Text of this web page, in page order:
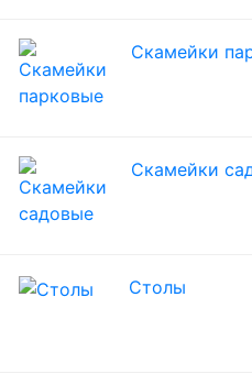
Скамейки
Скамейки
Столы